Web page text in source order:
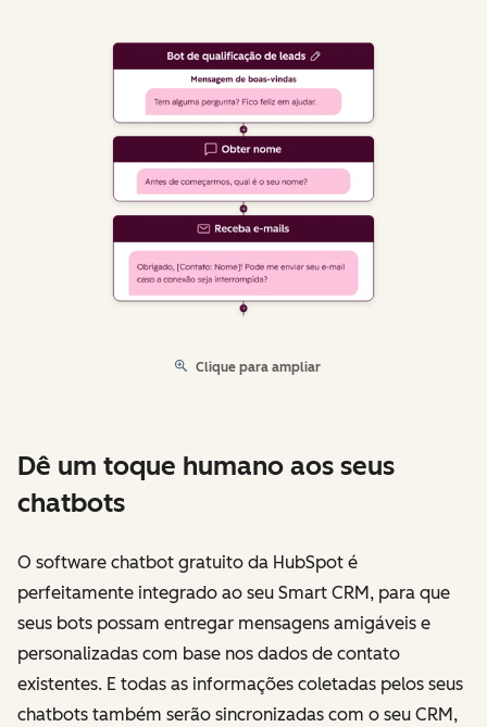
Clique para ampliar
Dê um toque humano aos seus
chatbots
O software chatbot gratuito da HubSpot é
perfeitamente integrado ao seu Smart CRM, para que
seus bots possam entregar mensagens amigáveis ​​e
personalizadas com base nos dados de contato
existentes. E todas as informações coletadas pelos seus
chatbots também serão sincronizadas com o seu CRM,